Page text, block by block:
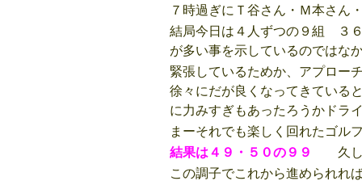
７時過ぎにＴ谷さん・Ｍ本さん
結局今日は４人ずつの９組 ３
が多い事を示しているのではな
緊張しているためか、アプロー
徐々にだが良くなってきている
に力みすぎもあったろうかドラ
まーそれでも楽しく回れたゴル
結果は４９・５０の９９
久し
この調子でこれから進められ